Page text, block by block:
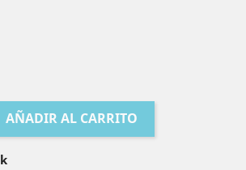
AÑADIR AL CARRITO